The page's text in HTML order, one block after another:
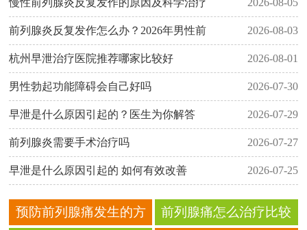
慢性前列腺炎反复发作的原因及科学治疗 2026-08-05
前列腺炎反复发作怎么办？2026年男性前 2026-08-03
杭州早泄治疗医院推荐哪家比较好 2026-08-01
男性勃起功能障碍会自己好吗 2026-07-30
早泄是什么原因引起的？医生为你解答 2026-07-29
前列腺炎需要手术治疗吗 2026-07-27
早泄是什么原因引起的 如何有效改善 2026-07-25
预防前列腺痛发生的方
前列腺痛怎么治疗比较